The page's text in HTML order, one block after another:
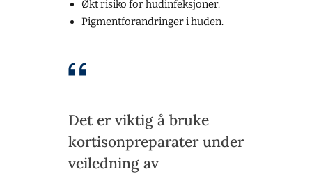
Økt risiko for hudinfeksjoner.
Pigmentforandringer i huden.
Det er viktig å bruke
kortisonpreparater under
veiledning av